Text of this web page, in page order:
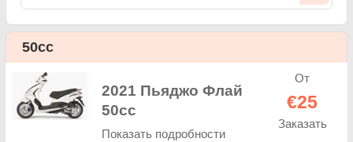
50cc
2021 Пьяджо Флай
50cc
Показать подробности
От
€25
Заказать